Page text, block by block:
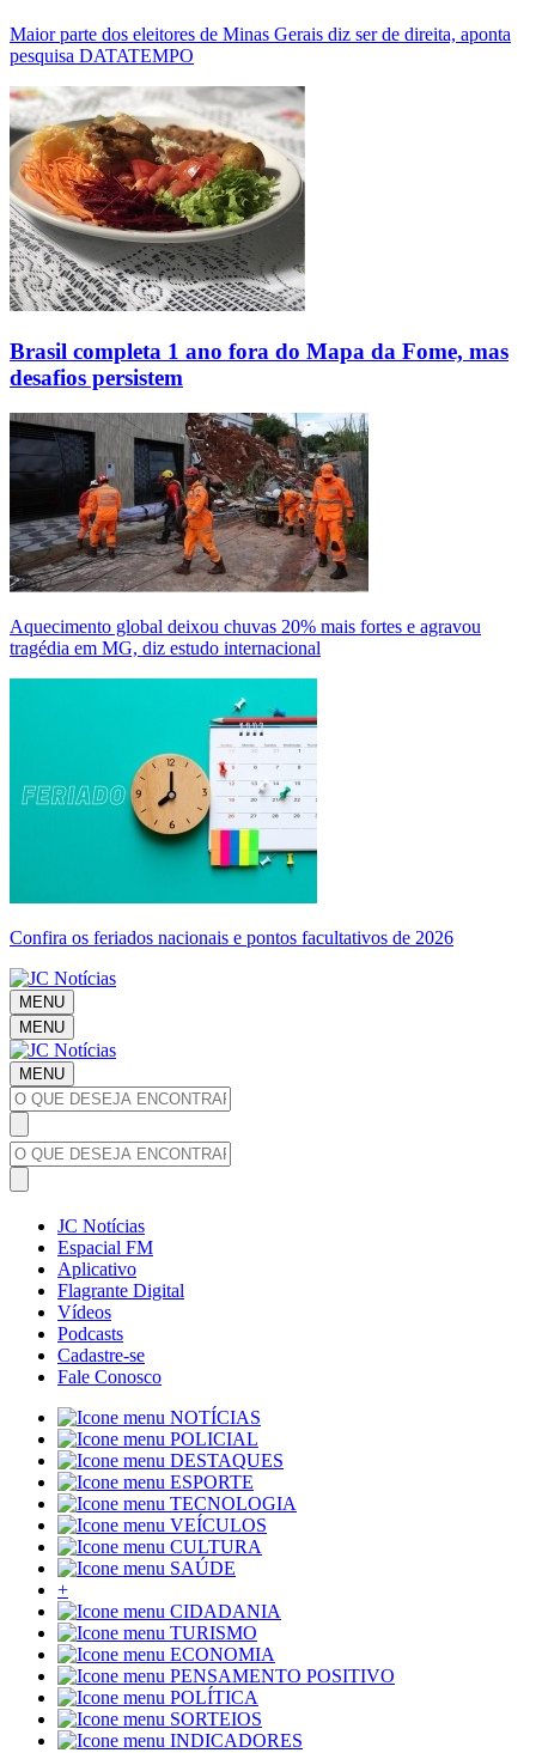
Maior parte dos eleitores de Minas Gerais diz ser de direita, aponta
pesquisa DATATEMPO
Brasil completa 1 ano fora do Mapa da Fome, mas
desafios persistem
Aquecimento global deixou chuvas 20% mais fortes e agravou
tragédia em MG, diz estudo internacional
Confira os feriados nacionais e pontos facultativos de 2026
MENU
MENU
MENU
JC Notícias
Espacial FM
Aplicativo
Flagrante Digital
Vídeos
Podcasts
Cadastre-se
Fale Conosco
NOTÍCIAS
POLICIAL
DESTAQUES
ESPORTE
TECNOLOGIA
VEÍCULOS
CULTURA
SAÚDE
+
CIDADANIA
TURISMO
ECONOMIA
PENSAMENTO POSITIVO
POLÍTICA
SORTEIOS
INDICADORES